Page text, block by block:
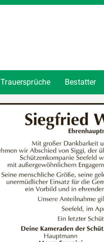
Trauersprüche Bestatter